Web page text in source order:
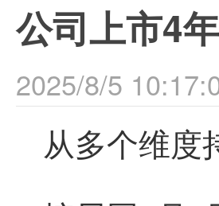
公司上市4
2025/8/5
从多个维度